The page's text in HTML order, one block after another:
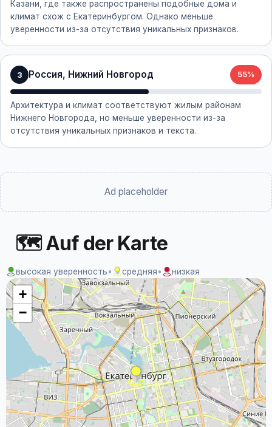
Казани, где также распространены подобные дома и
климат схож с Екатеринбургом. Однако меньше
уверенности из-за отсутствия уникальных признаков.
3 Россия, Нижний Новгород 55%
Архитектура и климат соответствуют жилым районам
Нижнего Новгорода, но меньше уверенности из-за
отсутствия уникальных признаков и текста.
Ad placeholder
🗺 Auf der Karte
высокая уверенность• средняя• низкая
+
−